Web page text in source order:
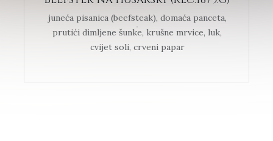
juneća pisanica (beefsteak), domaća panceta,
prutići dimljene šunke, krušne mrvice, luk,
cvijet soli, crveni papar